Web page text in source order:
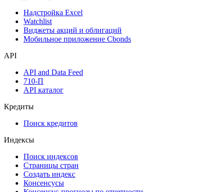
Надстройка Excel
Watchlist
Виджеты акций и облигаций
Мобильное приложение Cbonds
API
API and Data Feed
710-П
API каталог
Кредиты
Поиск кредитов
Индексы
Поиск индексов
Страницы стран
Создать индекс
Консенсусы